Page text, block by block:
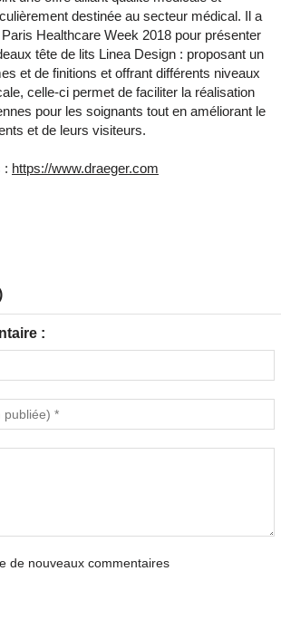
destinée au secteur médical. Il a
Healthcare Week 2018 pour présenter
tête de lits Linea Design : proposant un
et de finitions et offrant différents niveaux
celle-ci permet de faciliter la réalisation
pour les soignants tout en améliorant le
et de leurs visiteurs.
: https://www.draeger.com
:
de nouveaux commentaires